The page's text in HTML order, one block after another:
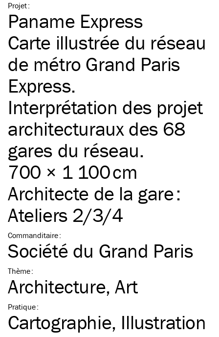
Projet:
Paname Express
Carte illustrée du réseau
de métro Grand Paris
Express.
Interprétation des projet
architecturaux des 68
gares du réseau.
700 × 1 100 cm
Architecte de la gare :
Ateliers 2/3/4
Commanditaire:
Société du Grand Paris
Thème:
Architecture Art
Pratique:
Cartographie Illustration